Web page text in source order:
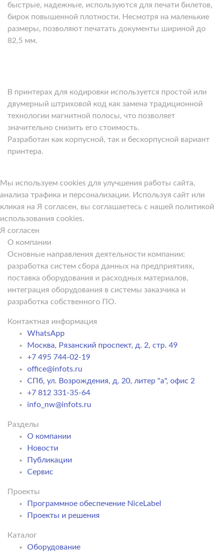
быстрые, надежные, используются для печати билетов,
бирок повышенной плотности. Несмотря на маленькие
размеры, позволяют печатать документы шириной до
82,5 мм.
В принтерах для кодировки используется простой или
двумерный штриховой код как замена традиционной
технологии магнитной полосы, что позволяет
значительно снизить его стоимость.
Разработан как корпусной, так и бескорпусной вариант
принтера.
Мы используем cookies для улучшения работы сайта,
анализа трафика и персонализации. Используя сайт или
кликая на Я согласен, вы соглашаетесь с нашей политикой
использования cookies.
Я согласен
О компании
Основные направления деятельности компании:
разработка систем сбора данных на предприятиях,
поставка оборудования и расходных материалов,
интеграция оборудования в системы заказчика и
разработка собственного ПО.
Контактная информация
WhatsApp
Москва, Рязанский проспект, д. 2, стр. 49
+7 495 744-02-19
office@infots.ru
СПб, ул. Возрождения, д. 20, литер "a", офис 2
+7 812 331-35-64
info_nw@infots.ru
Разделы
О компании
Новости
Публикации
Сервис
Проекты
Программное обеспечение NiceLabel
Проекты и решения
Каталог
Оборудование